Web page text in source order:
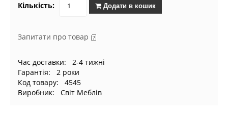
Кількість: Додати в кошик
Запитати про товар
Час доставки: 2-4 тижні
Гарантія: 2 роки
Код товару: 4545
Виробник: Світ Меблів